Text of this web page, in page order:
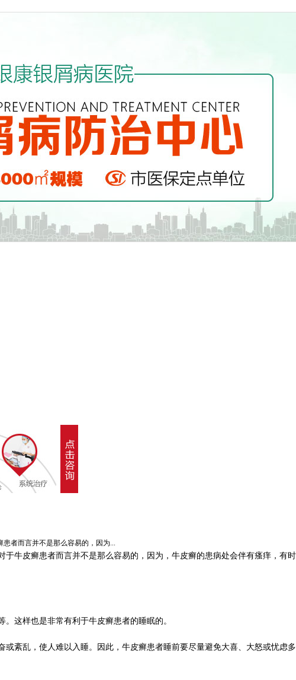
者而言并不是那么容易的，因为...
牛皮癣患者而言并不是那么容易的，因为，牛皮癣的患病处会伴有瘙痒，有时
这样也是非常有利于牛皮癣患者的睡眠的。
紊乱，使人难以入睡。因此，牛皮癣患者睡前要尽量避免大喜、大怒或忧虑多